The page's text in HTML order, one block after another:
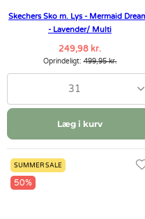
Skechers Sko m. Lys - Mermaid
- Lavender/ Multi
249,98 kr.
Oprindeligt:499,95 kr.
31
Læg i kurv
SUMMER SALE
50%